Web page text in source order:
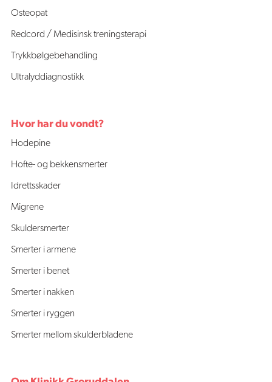
Osteopat
Redcord / Medisinsk treningsterapi
Trykkbølgebehandling
Ultralyddiagnostikk
Hvor har du vondt?
Hodepine
Hofte- og bekkensmerter
Idrettsskader
Migrene
Skuldersmerter
Smerter i armene
Smerter i benet
Smerter i nakken
Smerter i ryggen
Smerter mellom skulderbladene